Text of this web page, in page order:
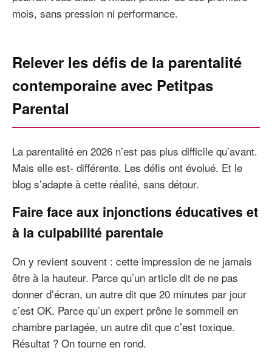
mois, sans pression ni performance.
Relever les défis de la parentalité
contemporaine avec Petitpas
Parental
La parentalité en 2026 n’est pas plus difficile qu’avant.
Mais elle est- différente. Les défis ont évolué. Et le
blog s’adapte à cette réalité, sans détour.
Faire face aux injonctions éducatives et
à la culpabilité parentale
On y revient souvent : cette impression de ne jamais
être à la hauteur. Parce qu’un article dit de ne pas
donner d’écran, un autre dit que 20 minutes par jour
c’est OK. Parce qu’un expert prône le sommeil en
chambre partagée, un autre dit que c’est toxique.
Résultat ? On tourne en rond.